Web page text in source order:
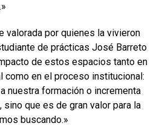
valorada por quienes la vivieron
de prácticas José Barreto
de estos espacios tanto en
como en el proceso institucional:
nuestra formación o incrementa
que es de gran valor para la
buscando.»